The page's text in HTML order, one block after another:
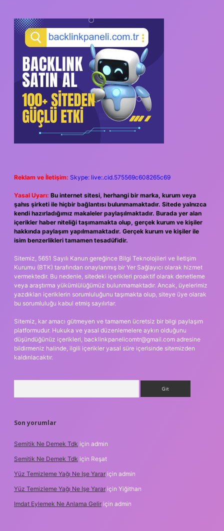
Reklam ve İletişim: Skype: live:.cid.575569c608265c69
Yasal Uyarı: Bu internet sitesi, herhangi bir marka, kurum veya
şahıs şirketi ile hiçbir bağlantısı bulunmamaktadır. Sitede yalnızca
kendi hazırladığımız makaleler paylaşılmaktadır. Burada yer alan
içerikler haber niteliği taşımamakta olup, gerçek kurum ve kişiler
hakkında paylaşım yapılmamaktadır. Gerçek kurum ve kişiler ile
isim benzerlikleri tamamen tesadüfidir.
Sitemiz, 5651 Sayılı Kanun gereğince Bilgi Teknolojileri ve İletişim
Kurumu (BTK) tarafından onaylanmış bir Yer Sağlayıcı olarak hizmet
vermektedir. Bu nedenle, sitedeki içerikleri proaktif olarak denetleme
veya araştırma yükümlülüğümüz bulunmamaktadır. Ancak, üyelerimiz
yazdıkları içeriklerin sorumluluğunu taşımakta olup, siteye üye olarak
bu sorumluluğu kabul etmiş sayılırlar.
Sitemiz, kar amacı gütmeyen ve tamamen ücretsiz bir bilgi paylaşım
platformudur. Hukuka ve yasal düzenlemelere aykırı olduğunu
düşündüğünüz içerikleri, backlinkpanelicomtr@gmail.com adresine
bildirmeniz halinde, ilgili içerikler yasal süre içerisinde sitemizden
kaldırılacaktır.
Son yorumlar
Semitik Ne Demek Tdk için admin
Semitik Ne Demek Tdk için Reşat
Yüz Temizleme Yağı Ne Işe Yarar için admin
Yüz Temizleme Yağı Ne Işe Yarar için Yiğithan
Imdat Eylemek Ne Anlama Gelir için admin